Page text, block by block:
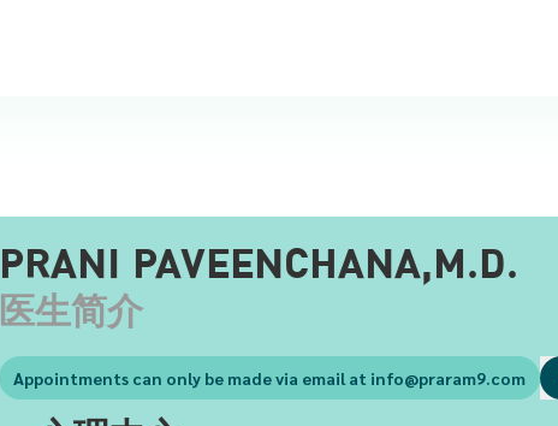
PRANI PAVEENCHANA,M.D.
医生简介
Appointments can only be made via email at info@praram9.com